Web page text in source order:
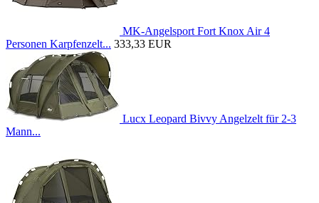
MK-Angelsport Fort Knox Air 4
Personen Karpfenzelt... 333,33 EUR
Lucx Leopard Bivvy Angelzelt für 2-3
Mann...